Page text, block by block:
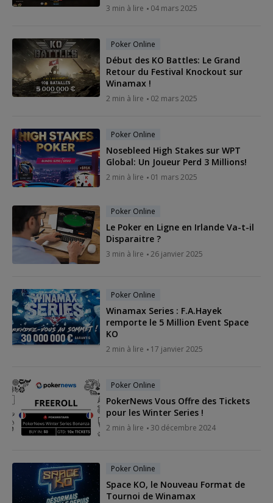
3 min à lire 04 mars 2025
Poker Online
Début des KO Battles: Le Grand
Retour du Festival Knockout sur
Winamax !
2 min à lire 02 mars 2025
Poker Online
Nosebleed High Stakes sur WPT
Global: Un Joueur Perd 3 Millions!
2 min à lire 01 mars 2025
Poker Online
Le Poker en Ligne en Irlande Va-t-il
Disparaitre ?
3 min à lire 26 janvier 2025
Poker Online
Winamax Series : F.A.Hayek
remporte le 5 Million Event Space
KO
2 min à lire 17 janvier 2025
Poker Online
PokerNews Vous Offre des Tickets
pour les Winter Series !
2 min à lire 30 décembre 2024
Poker Online
Space KO, le Nouveau Format de
Tournoi de Winamax